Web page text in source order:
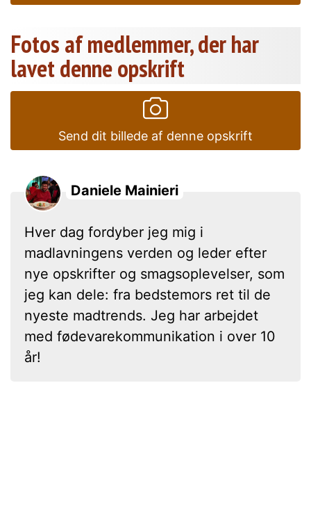
Fotos af medlemmer, der har
lavet denne opskrift
Send dit billede af denne opskrift
Daniele Mainieri
Hver dag fordyber jeg mig i
madlavningens verden og leder efter
nye opskrifter og smagsoplevelser, som
jeg kan dele: fra bedstemors ret til de
nyeste madtrends. Jeg har arbejdet
med fødevarekommunikation i over 10
år!